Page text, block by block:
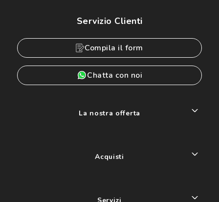
Servizio Clienti
Compila il form
Chatta con noi
La nostra offerta
Acquisti
Servizi